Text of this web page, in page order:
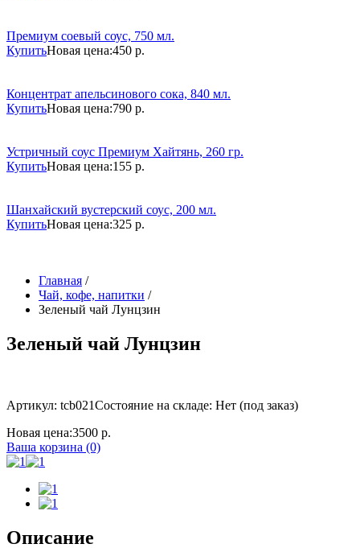
Премиум соевый соус, 750 мл.
КупитьНовая цена:450 р.
Концентрат апельсинового сока, 840 мл.
КупитьНовая цена:790 р.
Устричный соус Премиум Хайтянь, 260 гр.
КупитьНовая цена:155 р.
Шанхайский вустерский соус, 200 мл.
КупитьНовая цена:325 р.
Главная /
Чай, кофе, напитки /
Зеленый чай Лунцзин
Зеленый чай Лунцзин
Артикул: tcb021Состояние на складе: Нет (под заказ)
Новая цена:3500 р.
Ваша корзина (0)
Описание